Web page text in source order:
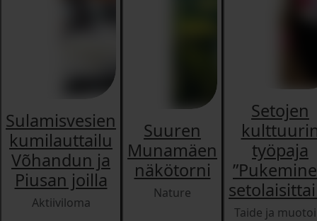
Sulamisvesien
kumilauttailu
Võhandun ja
Piusan joilla
Aktiiviloma
Suuren
Munamäen
näkötorni
Nature
Setojen
työpaja
Taide ja